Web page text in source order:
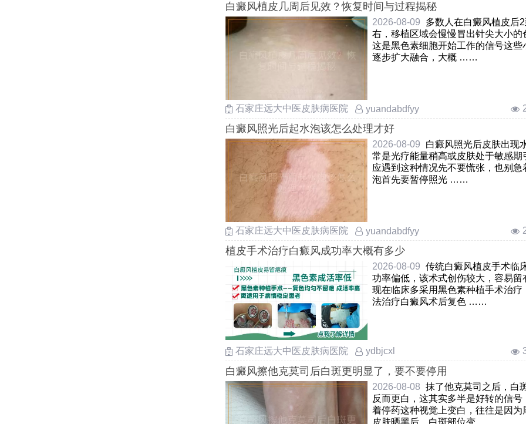
白癜风植皮几周后见效？恢复时间与过程揭秘
2026-08-09
多数人在白癜风植皮后
右，移植区域会慢慢冒出针尖大小的
这是黑色素细胞开始工作的信号这些
逐步扩大融合，大概 ……
石家庄远大中医皮肤病医院 yuandabdfyy
白癜风照光后起水泡该怎么处理才好
2026-08-09
白癜风照光后皮肤出现
常是光疗能量稍高或皮肤处于敏感期
应遇到这种情况先不要慌张，也别急
泡首先要暂停照光 ……
石家庄远大中医皮肤病医院 yuandabdfyy
植皮手术治疗白癜风成功率大概有多少
2026-08-09 传统白癜风植皮手术临
功率偏低，该术式创伤较大，容易留
现在临床多采用黑色素种植手术治疗
法治疗白癜风术后复色 ……
石家庄远大中医皮肤病医院 ydbjcxl
白癜风擦他克莫司后白斑更明显了，要不要停用
2026-08-08 抹了他克莫司之后，白
反而更白，这其实多半是好转的信号
着停药这种视觉上变白，往往是因为